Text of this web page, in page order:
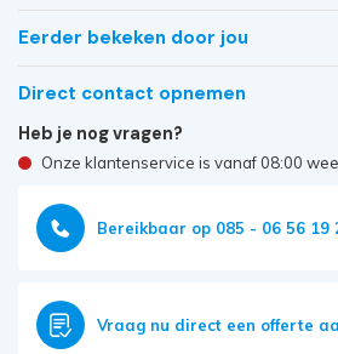
Eerder bekeken door jou
Direct contact opnemen
Heb je nog vragen?
Onze klantenservice is vanaf 08:00
Bereikbaar op 085 - 06 56 19
Vraag nu direct een offerte